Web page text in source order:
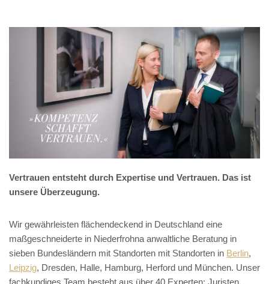
Vertrauen entsteht durch Expertise und Vertrauen. Das ist
unsere Überzeugung.
Wir gewährleisten flächendeckend in Deutschland eine
maßgeschneiderte in Niederfrohna anwaltliche Beratung in
sieben Bundesländern mit Standorten mit Standorten in Berlin,
Leipzig, Dresden, Halle, Hamburg, Herford und München. Unser